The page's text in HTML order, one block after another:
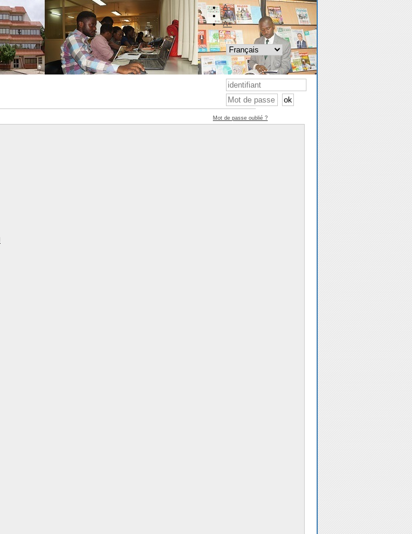
A-
A
A+
Mot de passe oublié ?